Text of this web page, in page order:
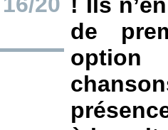
de
option